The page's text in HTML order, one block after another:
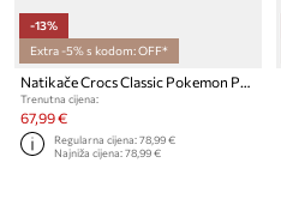
-13%
Extra -5% s kodom: OFF*
Natikače Crocs Classic Pokemon Print Clog
Trenutna cijena:
67,99 €
Regularna cijena:78,99 €
Najniža cijena:78,99 €